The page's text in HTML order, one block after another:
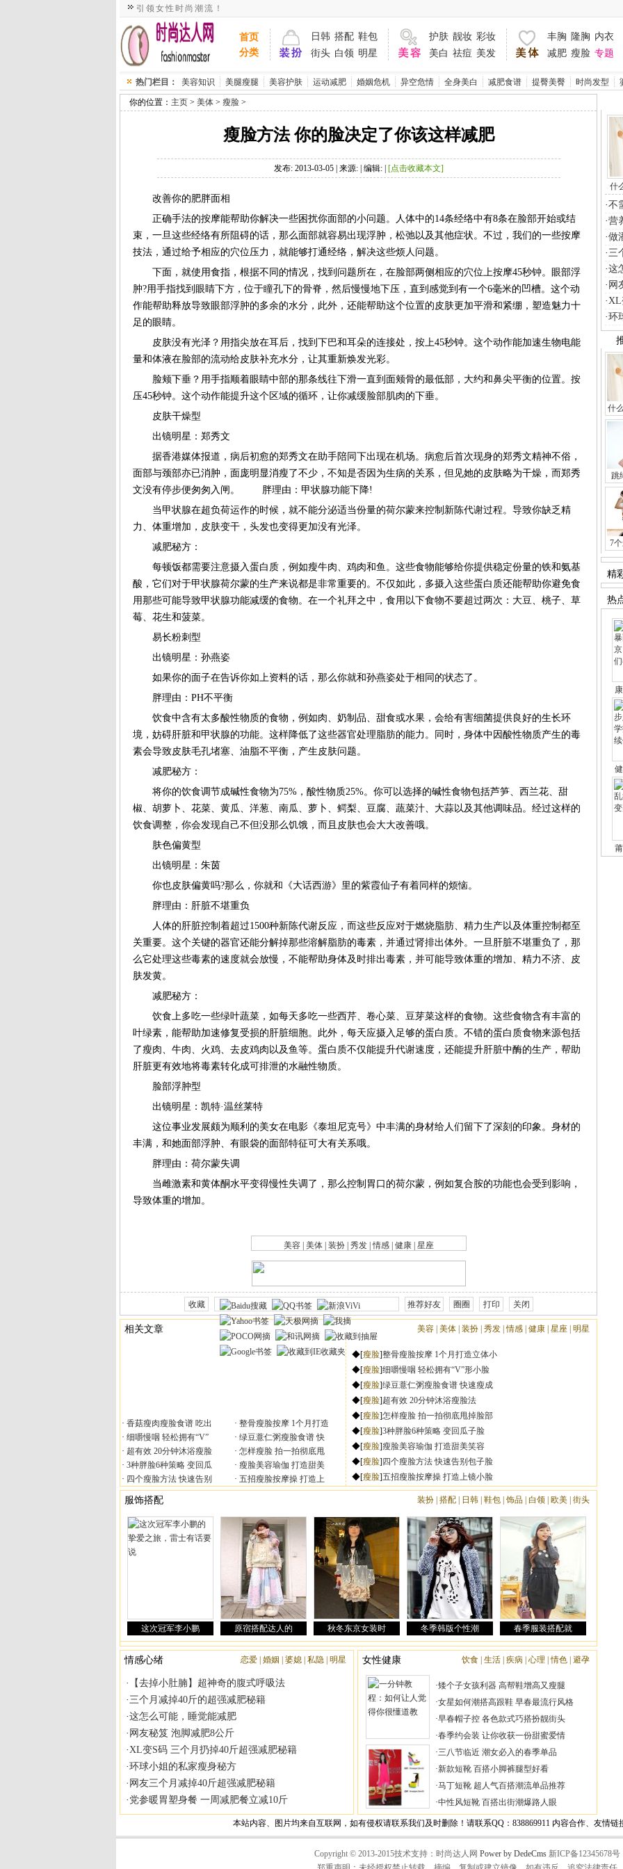
引领女性时尚潮流！
> > >
发布: 2013-03-05 | 来源: | 编辑: |
改善你的肥胖面相
正确手法的按摩能帮助你解决一些困扰你面部的小问题。人体中的14条经络中有8条在脸部开始或结
技法，通过给予相应的穴位压力，就能够打通经络，解决这些烦人问题。
下面，就使用食指，根据不同的情况，找到问题所在，在脸部两侧相应的穴位上按摩45秒钟。眼部浮
足的眼睛。
皮肤没有光泽？用指尖放在耳后，找到下巴和耳朵的连接处，按上45秒钟。这个动作能加速生物电能
量和体液在脸部的流动给皮肤补充水分，让其重新焕发光彩。
脸颊下垂？用手指顺着眼睛中部的那条线往下滑一直到面颊骨的最低部，大约和鼻尖平衡的位置。按
压45秒钟。这个动作能提升这个区域的循环，让你减缓脸部肌肉的下垂。
皮肤干燥型
出镜明星：郑秀文
据香港媒体报道，病后初愈的郑秀文在助手陪同下出现在机场。病愈后首次现身的郑秀文精神不俗，
文没有停步便匆匆入闸。 胖理由：甲状腺功能下降!
当甲状腺在超负荷运作的时候，就不能分泌适当份量的荷尔蒙来控制新陈代谢过程。导致你缺乏精
力、体重增加，皮肤变干，头发也变得更加没有光泽。
减肥秘方：
每顿饭都需要注意摄入蛋白质，例如瘦牛肉、鸡肉和鱼。这些食物能够给你提供稳定份量的铁和氨基
莓、花生和菠菜。
易长粉刺型
出镜明星：孙燕姿
如果你的面子在告诉你如上资料的话，那么你就和孙燕姿处于相同的状态了。
胖理由：PH不平衡
饮食中含有太多酸性物质的食物，例如肉、奶制品、甜食或水果，会给有害细菌提供良好的生长环
素会导致皮肤毛孔堵塞、油脂不平衡，产生皮肤问题。
减肥秘方：
将你的饮食调节成碱性食物为75%，酸性物质25%。你可以选择的碱性食物包括芦笋、西兰花、甜
饮食调整，你会发现自己不但没那么饥饿，而且皮肤也会大大改善哦。
肤色偏黄型
出镜明星：朱茵
你也皮肤偏黄吗?那么，你就和《大话西游》里的紫霞仙子有着同样的烦恼。
胖理由：肝脏不堪重负
人体的肝脏控制着超过1500种新陈代谢反应，而这些反应对于燃烧脂肪、精力生产以及体重控制都至
肤发黄。
减肥秘方：
饮食上多吃一些绿叶蔬菜，如每天多吃一些西芹、卷心菜、豆芽菜这样的食物。这些食物含有丰富的
肝脏更有效地将毒素转化成可排泄的水融性物质。
脸部浮肿型
出镜明星：凯特·温丝莱特
这位事业发展颇为顺利的美女在电影《泰坦尼克号》中丰满的身材给人们留下了深刻的印象。身材的
丰满，和她面部浮肿、有眼袋的面部特征可大有关系哦。
胖理由：荷尔蒙失调
当雌激素和黄体酮水平变得慢性失调了，那么控制胃口的荷尔蒙，例如复合胺的功能也会受到影响，
导致体重的增加。
| | | | | |
|
香菇瘦肉瘦脸食谱 吃出
整骨瘦脸按摩 1个月打造
细嚼慢咽 轻松拥有“V”
绿豆薏仁粥瘦脸食谱 快
超有效 20分钟沐浴瘦脸
怎样瘦脸 拍一拍彻底甩
3种胖脸6种策略 变回瓜
瘦脸美容瑜伽 打造甜美
四个瘦脸方法 快速告别
五招瘦脸按摩操 打造上
|
什
不
营
做
三
这
网
XL
环
一
矮
春
早
这
什
跳
7
老
最
Copyright © 2013-2015技术支持：时尚达人网 新ICP备12345678号